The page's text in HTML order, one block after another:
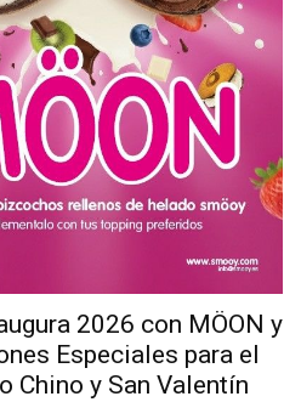
2026 con MÖON y
Especiales para el
Chino y San Valentín